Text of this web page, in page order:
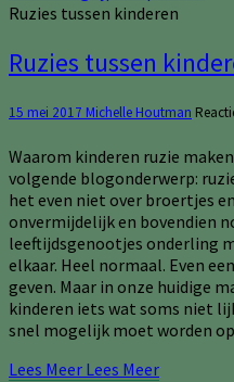
Ruzies tussen kinderen
Ruzies tussen
15 mei 2017 Michelle Houtman
Waarom kinderen ruzie
volgende blogonderwerp:
het even niet over broertjes
onvermijdelijk en bovendien
leeftijdsgenootjes onderling
elkaar. Heel normaal. Even
geven. Maar in onze huidige
kinderen iets wat soms niet
snel mogelijk moet worden
Lees Meer Lees Meer